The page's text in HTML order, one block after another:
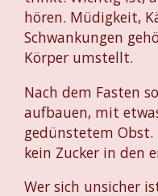
hören. Müdigkeit,
Schwankungen
Körper umstellt.
Nach dem Fasten
aufbauen, mit
gedünstetem Obst.
kein Zucker in den
Wer sich unsicher